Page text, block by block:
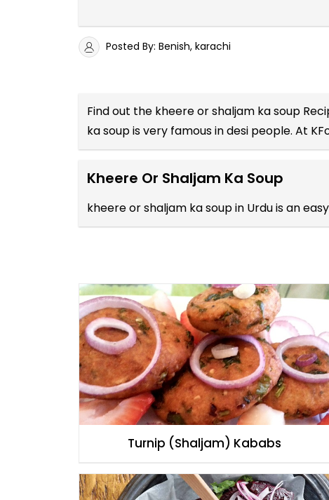
Posted By: Benish, karachi
Find out the kheere or shaljam ka soup
ka soup is very famous in desi people. At
Kheere Or Shaljam Ka Soup
kheere or shaljam ka soup in Urdu is an
Turnip (Shaljam) Kababs